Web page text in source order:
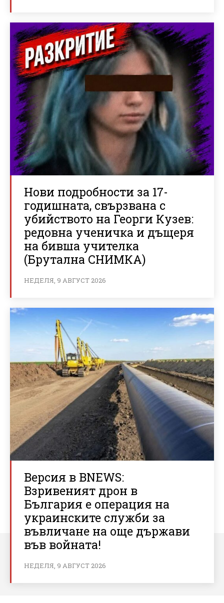
Нови подробности за 17-
годишната, свързвана с
убийството на Георги Кузев:
редовна ученичка и дъщеря
на бивша учителка
(Брутална СНИМКА)
НЕДЕЛЯ, 9 АВГУСТ 2026
Версия в BNEWS:
Взривеният дрон в
България е операция на
украинските служби за
въвличане на още държави
във войната!
НЕДЕЛЯ, 9 АВГУСТ 2026